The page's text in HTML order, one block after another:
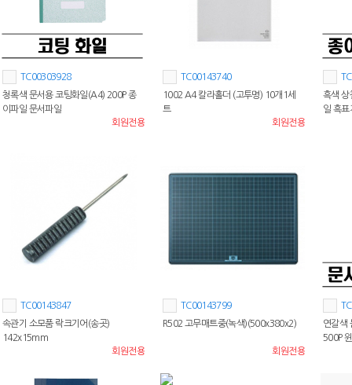
TC00303928
청록색 문서용 코팅화일(A4) 200P 종
이파일 문서파일
회원전용
TC00143740
1002 A4 칼라홀더 (고투명) 10개1세
트
회원전용
흑색 상
일 흑표
TC00143847
속관기 소모품 락크기어(송곳)
142x15mm
회원전용
TC00143799
R502 고무매트중(녹색)(500x380x2)
회원전용
연갈색
500P